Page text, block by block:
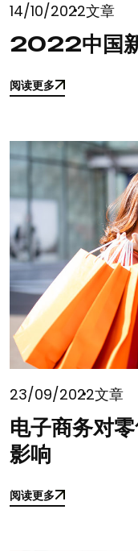
14/10/2022文章
2022中国
阅读更多
阅读更多
23/09/2022文章
电子商务对
影响
阅读更多
阅读更多